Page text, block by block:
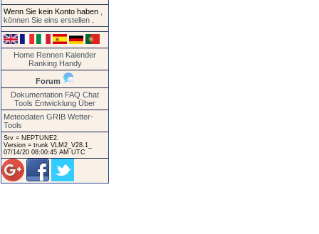
Wenn Sie kein Konto haben
können Sie eins erstellen
Home Rennen Kalender
Ranking Handy
Forum
Dokumentation FAQ Chat
Tools Entwicklung Über
Meteodaten GRIB Wetter-
Tools
Srv = NEPTUNE2.
Version = trunk VLM2_V28.1_
07/14/20 08:00:45 AM UTC